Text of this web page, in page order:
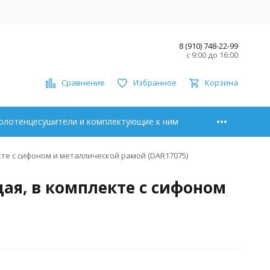
8 (910) 748-22-99
с 9:00 до 16:00
Сравнение Избранное Корзина
и комплектующие к ним
с сифоном и металлической рамой (DAR17075)
в комплекте с сифоном